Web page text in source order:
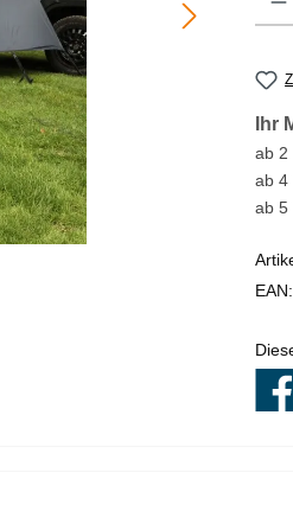
Ihr
ab 2
ab 4
ab 5
EAN: